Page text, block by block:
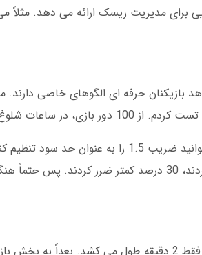
این روش برای همه مناسب نیست. سان ست 90 ابزارهایی برای مدیریت ریسک
نکته دیگر: از ویژگی توقف خودکار استفاده کنید. در سان ست 90، می توانید
حرص را می گیرد. در دسامبر 2024، کاربرانی که از این گزینه استفاده کردند، 30
برای شروع، باید ثبت نام در سایت سان ست 90 را کامل کنید. این کار فقط 2